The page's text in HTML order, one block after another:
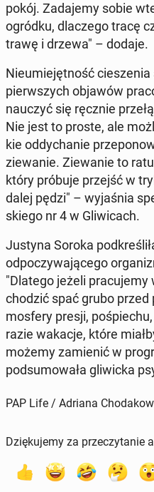
po­kój. Za­da­je­my sobie
ogródku, dla­cze­go tracę
trawę i drzewa" – dodaje.
Nie­umie­jęt­ność
pierw­szych objawów
nauczyć się ręcznie
Nie jest to proste, ale
kie od­dy­cha­nie
zie­wa­nie. Zie­wa­nie to
który próbuje przejść w
dalej pędzi" – wy­ja­śnia
skie­go nr 4 w Gli­wi­cach.
Justyna Soroka
od­po­czy­wa­ją­ce­go
"Dlatego jeżeli
chodzić spać grubo
mos­fe­ry presji,
razie wakacje, które
możemy za­mie­nić w
pod­su­mo­wa­ła gli­wic­ka
PAP Life / Adriana
Dziękujemy za przeczytanie